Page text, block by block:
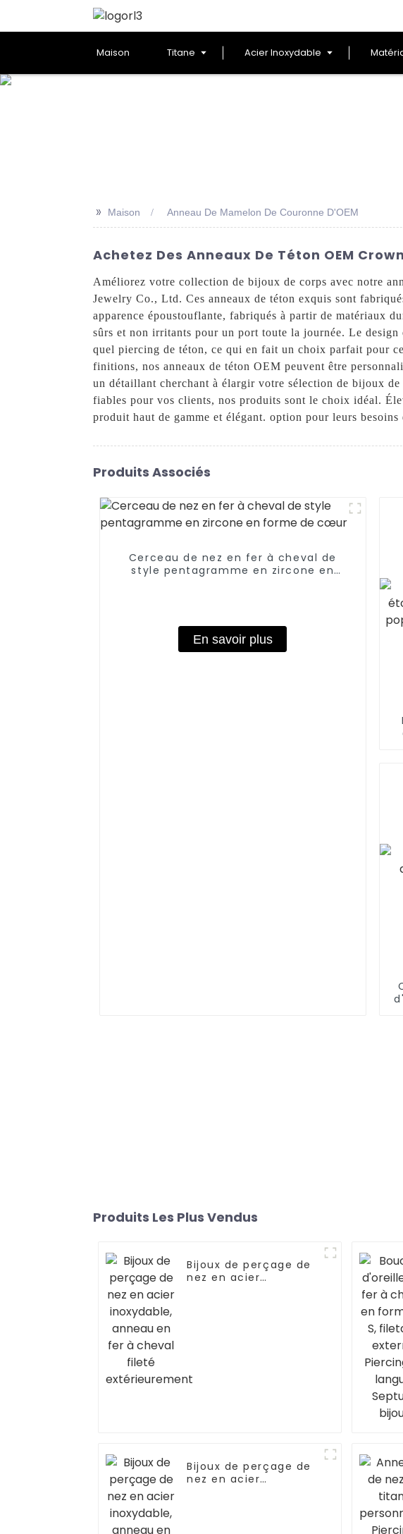
Maison Titane Acier Inoxydable
>> Maison Anneau De Mamelon De Couronne D'OEM
Achetez Des Anneaux De Téton OEM
Améliorez votre collection de bijoux de corps avec notre
Jewelry Co., Ltd. Ces anneaux de téton exquis sont
apparence époustouflante, fabriqués à partir de matériaux
sûrs et non irritants pour un port toute la journée. Le
quel piercing de téton, ce qui en fait un choix parfait pour
finitions, nos anneaux de téton OEM peuvent être
un détaillant cherchant à élargir votre sélection de bijoux
fiables pour vos clients, nos produits sont le choix idéal.
produit haut de gamme et élégant. option pour leurs besoins
Produits Associés
Cerceau de nez en fer à cheval de
style pentagramme en zircone en
En savoir plus
Produits Les Plus Vendus
Bijoux de perçage de
nez en acier
Bijoux de perçage de
nez en acier